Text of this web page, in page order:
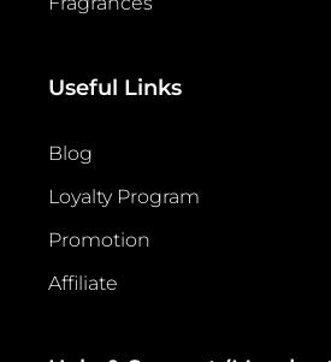
Useful Links
Blog
Loyalty Program
Promotion
Affiliate